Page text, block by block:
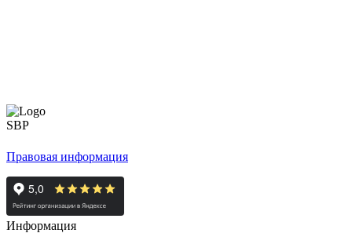
Правовая информация
Информация